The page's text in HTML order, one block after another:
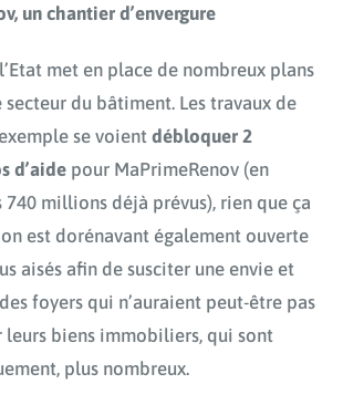
un chantier d’envergure
met en place de nombreux plans
du bâtiment. Les travaux de
se voientdébloquer 2
d’aide pour MaPrimeRenov (en
740 millions déjà prévus), rien que ça
est dorénavant également ouverte
aisés afin de susciter une envie et
foyers qui n’auraient peut-être pas
leurs biens immobiliers, qui sont
plus nombreux.